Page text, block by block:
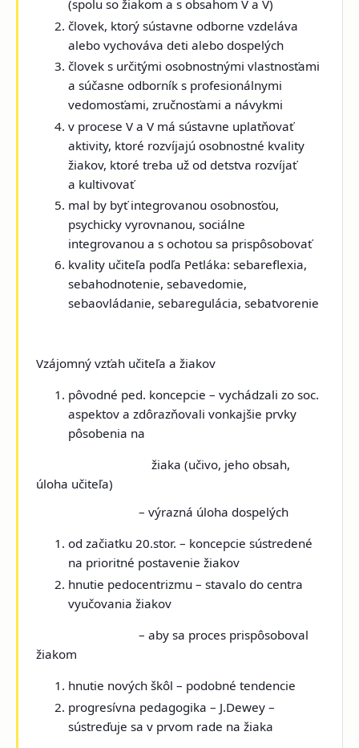
(spolu so žiakom a s obsahom V a V)
človek, ktorý sústavne odborne vzdeláva
alebo vychováva deti alebo dospelých
človek s určitými osobnostnými vlastnosťami
a súčasne odborník s profesionálnymi
vedomosťami, zručnosťami a návykmi
v procese V a V má sústavne uplatňovať
aktivity, ktoré rozvíjajú osobnostné kvality
žiakov, ktoré treba už od detstva rozvíjať
a kultivovať
mal by byť integrovanou osobnosťou,
psychicky vyrovnanou, sociálne
integrovanou a s ochotou sa prispôsobovať
kvality učiteľa podľa Petláka: sebareflexia,
sebahodnotenie, sebavedomie,
sebaovládanie, sebaregulácia, sebatvorenie
Vzájomný vzťah učiteľa a žiakov
pôvodné ped. koncepcie – vychádzali zo soc.
aspektov a zdôrazňovali vonkajšie prvky
pôsobenia na
žiaka (učivo, jeho obsah,
úloha učiteľa)
– výrazná úloha dospelých
od začiatku 20.stor. – koncepcie sústredené
na prioritné postavenie žiakov
hnutie pedocentrizmu – stavalo do centra
vyučovania žiakov
– aby sa proces prispôsoboval
žiakom
hnutie nových škôl – podobné tendencie
progresívna pedagogika – J.Dewey –
sústreďuje sa v prvom rade na žiaka